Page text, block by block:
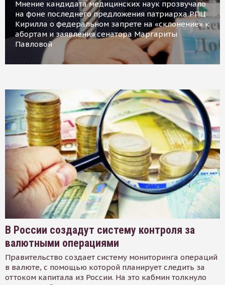
Мнение кандидата медицинских наук прозвучало
на фоне последнего предложения патриарха РПЦ
Кирилла о федеральном запрете на «склонение» к
абортам и заявления сенатора Маргариты
Павловой
В России создадут систему контроля за
валютными операциями
Правительство создает систему мониторинга операций
в валюте, с помощью которой планирует следить за
оттоком капитала из России. На это кабмин толкнуло